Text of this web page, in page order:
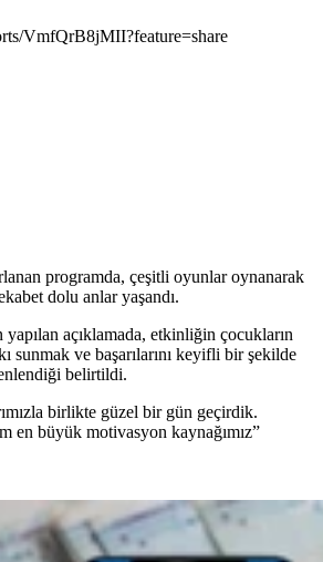
VmfQrB8jMII?feature=share
programda, çeşitli oyunlar oynanarak
dolu anlar yaşandı.
açıklamada, etkinliğin çocukların
sunmak ve başarılarını keyifli bir şekilde
belirtildi.
birlikte güzel bir gün geçirdik.
en büyük motivasyon kaynağımız”